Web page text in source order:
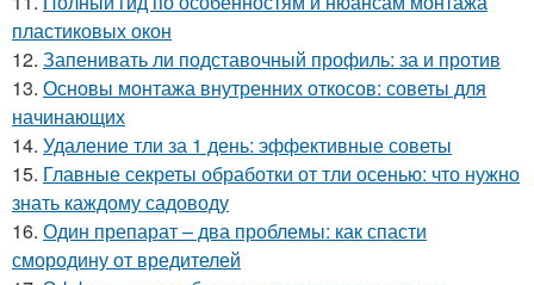
пластиковых окон
12. Запенивать ли подставочный профиль: за и против
13. Основы монтажа внутренних откосов: советы для
начинающих
14. Удаление тли за 1 день: эффективные советы
15. Главные секреты обработки от тли осенью: что нужно
знать каждому садоводу
16. Один препарат – два проблемы: как спасти
смородину от вредителей